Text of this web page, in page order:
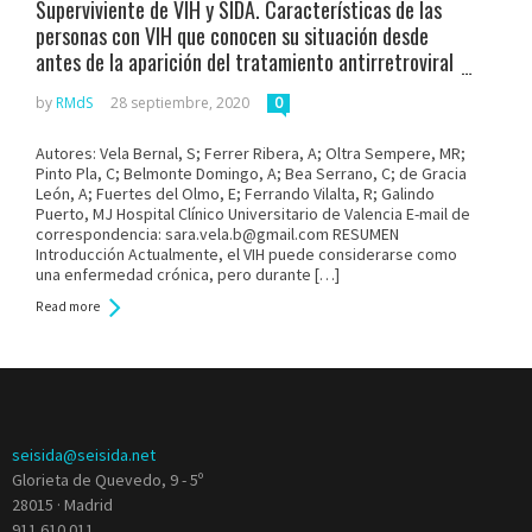
Superviviente de VIH y SIDA. Características de las
personas con VIH que conocen su situación desde
antes de la aparición del tratamiento antirretroviral
by RMdS 28 septiembre, 2020 0
Autores: Vela Bernal, S; Ferrer Ribera, A; Oltra Sempere, MR;
Pinto Pla, C; Belmonte Domingo, A; Bea Serrano, C; de Gracia
León, A; Fuertes del Olmo, E; Ferrando Vilalta, R; Galindo
Puerto, MJ Hospital Clínico Universitario de Valencia E-mail de
correspondencia: sara.vela.b@gmail.com RESUMEN
Introducción Actualmente, el VIH puede considerarse como
una enfermedad crónica, pero durante […]
Read more
seisida@seisida.net
Glorieta de Quevedo, 9 - 5º
28015 · Madrid